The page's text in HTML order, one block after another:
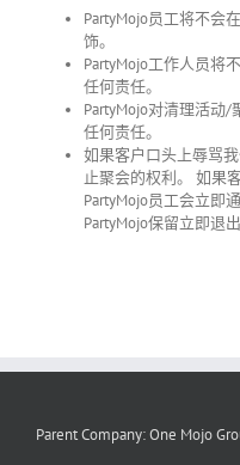
PartyMojo员工将不会
饰。
PartyMojo工作人员将
任何责任。
PartyMojo对清理活动/
任何责任。
如果客户口头上辱骂我
止聚会的权利。 如果
PartyMojo员工会立即
PartyMojo保留立即退
Parent Company: One Mojo